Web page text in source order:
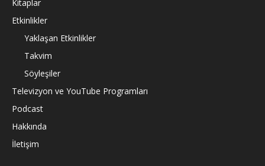
Kitaplar
Etkinlikler
Yaklaşan Etkinlikler
Takvim
Söyleşiler
Televizyon ve YouTube Programları
Podcast
Hakkında
İletişim